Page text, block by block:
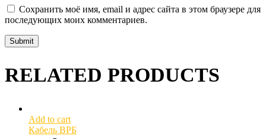
Сохранить моё имя, email и адрес сайта в этом браузере для
последующих моих комментариев.
RELATED PRODUCTS
Add to cart
Кабель ВРБ